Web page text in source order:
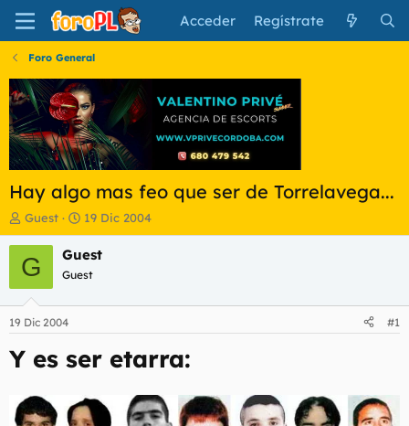
Acceder Regístrate
Foro General
Hay algo mas feo que ser de Torrelavega...
I
n
i
c
a
d
o
r
l
t
Guest
F
e
c
a
i
i
i
o
19 Dic 2004
G Guest
Guest
19 Dic 2004 #1
Y es ser etarra: